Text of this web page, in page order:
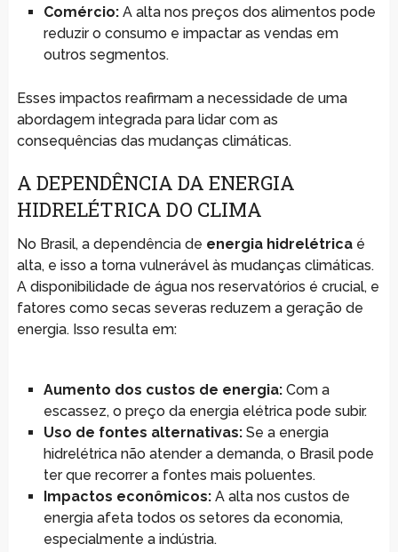
Comércio:A alta nos preços dos alimentos pode
reduzir o consumo e impactar as vendas em
outros segmentos.
Esses impactos reafirmam a necessidade de uma
abordagem integrada para lidar com as
consequências das mudanças climáticas.
A DEPENDÊNCIA DA ENERGIA
HIDRELÉTRICA DO CLIMA
No Brasil, a dependência de energia hidrelétricaé
alta, e isso a torna vulnerável às mudanças climáticas.
A disponibilidade de água nos reservatórios é crucial, e
fatores como secas severas reduzem a geração de
energia. Isso resulta em:
Aumento dos custos de energia:Com a
escassez, o preço da energia elétrica pode subir.
Uso de fontes alternativas:Se a energia
hidrelétrica não atender a demanda, o Brasil pode
ter que recorrer a fontes mais poluentes.
Impactos econômicos:A alta nos custos de
energia afeta todos os setores da economia,
especialmente a indústria.